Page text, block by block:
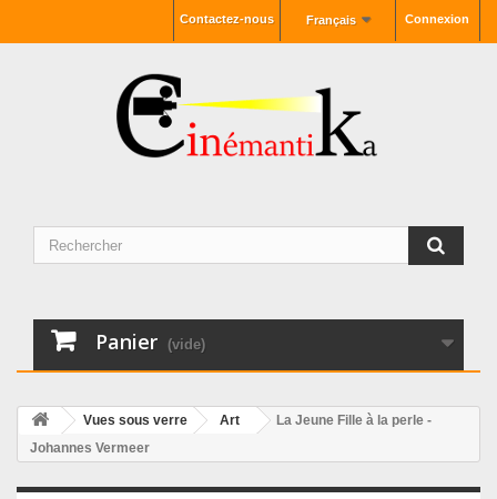
Connexion
Français
Contactez-nous
Panier (vide)
Vues sous verre Art
La Jeune Fille à la perle -
Johannes Vermeer